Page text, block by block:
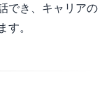
でき、キャリアの
。